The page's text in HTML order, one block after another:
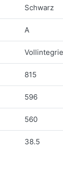
Schwarz
A
815
596
560
38.5